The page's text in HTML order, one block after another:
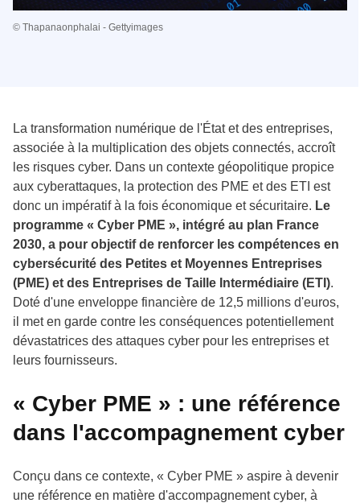
© Thapanaonphalai - Gettyimages
La transformation numérique de l'État et des entreprises,
associée à la multiplication des objets connectés, accroît
les risques cyber. Dans un contexte géopolitique propice
aux cyberattaques, la protection des PME et des ETI est
donc un impératif à la fois économique et sécuritaire. Le
programme « Cyber PME », intégré au plan France
2030, a pour objectif de renforcer les compétences en
cybersécurité des Petites et Moyennes Entreprises
(PME) et des Entreprises de Taille Intermédiaire (ETI).
Doté d'une enveloppe financière de 12,5 millions d'euros,
il met en garde contre les conséquences potentiellement
dévastatrices des attaques cyber pour les entreprises et
leurs fournisseurs.
« Cyber PME » : une référence
dans l'accompagnement cyber
Conçu dans ce contexte, « Cyber PME » aspire à devenir
une référence en matière d'accompagnement cyber, à